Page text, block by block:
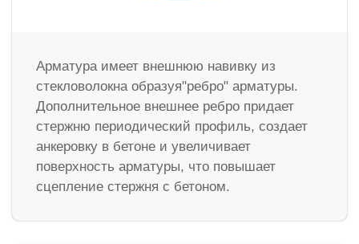
Арматура имеет внешнюю навивку из
стекловолокна образуя"ребро" арматуры.
Дополнительное внешнее ребро придает
стержню периодический профиль, создает
анкеровку в бетоне и увеличивает
поверхность арматуры, что повышает
сцепление стержня с бетоном.